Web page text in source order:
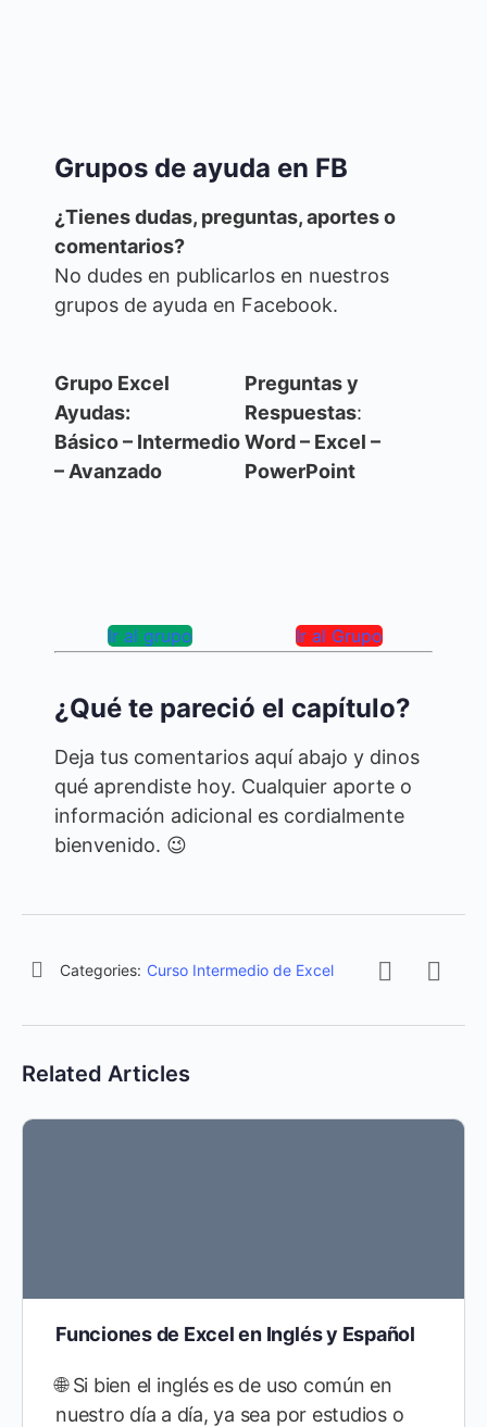
Grupos de ayuda en FB
¿Tienes dudas, preguntas, aportes o
comentarios?
No dudes en publicarlos en nuestros
grupos de ayuda en Facebook.
Grupo Excel
Ayudas:
Básico – Intermedio
– Avanzado
Ir al grupo
Preguntas y
Respuestas:
Word – Excel –
PowerPoint
Ir al Grupo
¿Qué te pareció el capítulo?
Deja tus comentarios aquí abajo y dinos
qué aprendiste hoy. Cualquier aporte o
información adicional es cordialmente
bienvenido. 😉
Categories: Curso Intermedio de Excel
Related Articles
Funciones de Excel en Inglés y Español
🌐 Si bien el inglés es de uso común en
nuestro día a día, ya sea por estudios o